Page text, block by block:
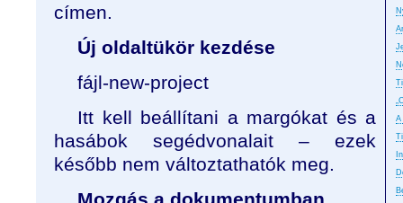
A
címen.
Új oldaltükör kezdése
fájl-new-project
Itt kell beállítani a margókat és a
hasábok segédvonalait – ezek
később nem változtathatók meg.
Mozgás a dokumentumban